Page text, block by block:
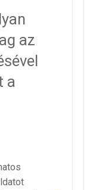
az
a